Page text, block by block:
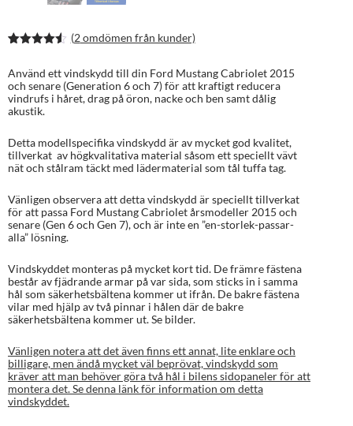
baserat
på
kundrecen
sioner
(2omdömen från kunder)
Använd ett vindskydd till din Ford Mustang Cabriolet 2015
och senare (Generation 6 och 7) för att kraftigt reducera
vindrufs i håret, drag på öron, nacke och ben samt dålig
akustik.
Detta modellspecifika vindskydd är av mycket god kvalitet,
tillverkat av högkvalitativa material såsom ett speciellt vävt
nät och stålram täckt med lädermaterial som tål tuffa tag.
Vänligen observera att detta vindskydd är speciellt tillverkat
för att passa Ford Mustang Cabriolet årsmodeller 2015 och
senare (Gen 6 och Gen 7), och är inte en ”en-storlek-passar-
alla” lösning.
Vindskyddet monteras på mycket kort tid. De främre fästena
består av fjädrande armar på var sida, som sticks in i samma
hål som säkerhetsbältena kommer ut ifrån. De bakre fästena
vilar med hjälp av två pinnar i hålen där de bakre
säkerhetsbältena kommer ut. Se bilder.
Vänligen notera att det även finns ett annat, lite enklare och
billigare, men ändå mycket väl beprövat, vindskydd som
kräver att man behöver göra två hål i bilens sidopaneler för att
montera det. Se denna länk för information om detta
vindskyddet.